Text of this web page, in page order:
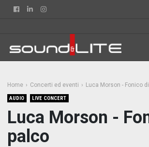
FacebookLinkedin
Home Concerti ed eventi Luca Morson - Fonico
AUDIO LIVE CONCERT
Luca Morson -
palco